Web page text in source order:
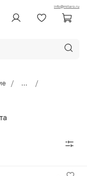
info@mitaro.ru
...